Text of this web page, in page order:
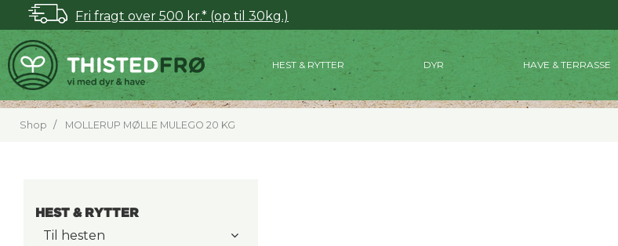
Fri fragt over 500 kr.* (op til 30kg.)
HEST & RYTTER DYR HAVE & TERRASSE
Shop MOLLERUP MØLLE MULEGO 20 KG
HEST & RYTTER
Til hesten